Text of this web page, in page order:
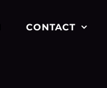
CONTACT